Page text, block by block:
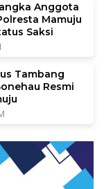
Anggota
Mamuju
Saksi
Tambang
Resmi